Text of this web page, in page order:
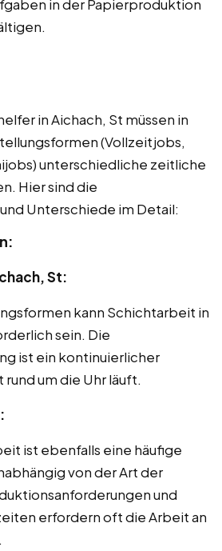
in der Papierproduktion
in Aichach, St müssen in
(Vollzeitjobs,
unterschiedliche zeitliche
Hier sind die
Unterschiede im Detail:
St:
kann Schichtarbeit in
sein. Die
ist ein kontinuierlicher
um die Uhr läuft.
ist ebenfalls eine häufige
von der Art der
und
erfordern oft die Arbeit an